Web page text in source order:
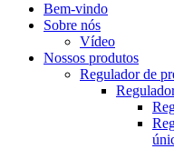
Bem-vindo
Sobre nós
Vídeo
Nossos produtos
Regulador de